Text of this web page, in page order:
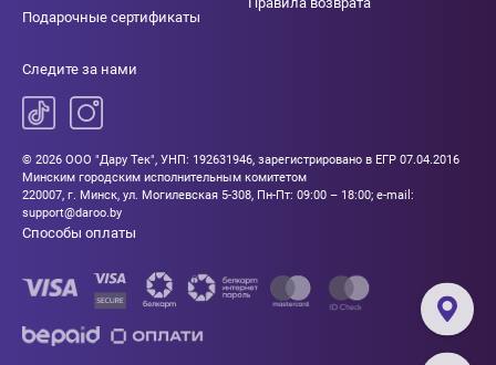
Подарочные сертификаты
Следите за нами
© 2026 ООО "Дару Тек", УНП: 192631946, зарегистрировано в ЕГР 07.04.2016
Минским городским исполнительным комитетом
220007, г. Минск, ул. Могилевская 5-308, Пн-Пт: 09:00 – 18:00; e-mail:
support@daroo.by
Способы оплаты